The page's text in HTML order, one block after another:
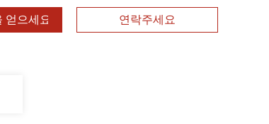
얻으세요 연락주세요